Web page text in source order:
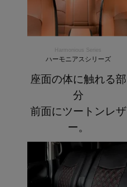
Harmonious Series
ハーモニアスシリーズ
座面の体に触れる部
分
前面にツートンレザ
ー。